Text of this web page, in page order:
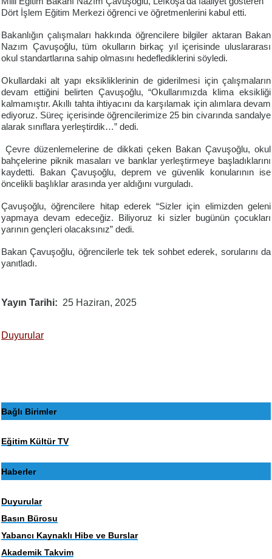
Dört İşlem Eğitim Merkezi öğrenci ve öğretmenlerini kabul etti.
Bakanlığın çalışmaları hakkında öğrencilere bilgiler aktaran Bakan
Nazım Çavuşoğlu, tüm okulların birkaç yıl içerisinde uluslararası
okul standartlarına sahip olmasını hedeflediklerini söyledi.
Okullardaki alt yapı eksikliklerinin de giderilmesi için çalışmaların
devam ettiğini belirten Çavuşoğlu, “Okullarımızda klima eksikliği
kalmamıştır. Akıllı tahta ihtiyacını da karşılamak için alımlara devam
ediyoruz. Süreç içerisinde öğrencilerimize 25 bin civarında sandalye
alarak sınıflara yerleştirdik…” dedi.
Çevre düzenlemelerine de dikkati çeken Bakan Çavuşoğlu, okul
bahçelerine piknik masaları ve banklar yerleştirmeye başladıklarını
kaydetti. Bakan Çavuşoğlu, deprem ve güvenlik konularının ise
öncelikli başlıklar arasında yer aldığını vurguladı.
Çavuşoğlu, öğrencilere hitap ederek “Sizler için elimizden geleni
yapmaya devam edeceğiz. Biliyoruz ki sizler bugünün çocukları
yarının gençleri olacaksınız” dedi.
Bakan Çavuşoğlu, öğrencilerle tek tek sohbet ederek, sorularını da
yanıtladı.
Yayın Tarihi 25 Haziran, 2025
Duyurular
Bağlı Birimler
Eğitim Kültür TV
Haberler
Duyurular
Basın Bürosu
Yabancı Kaynaklı Hibe ve Burslar
Akademik Takvim